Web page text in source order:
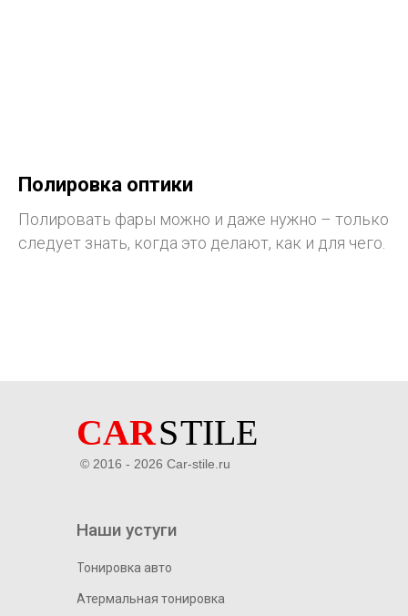
Полировка оптики
Полировать фары можно и даже нужно – только
следует знать, когда это делают, как и для чего.
Наши устуги
Тонировка авто
Атермальная тонировка
© 2016 - 2026 Car-stile.ru